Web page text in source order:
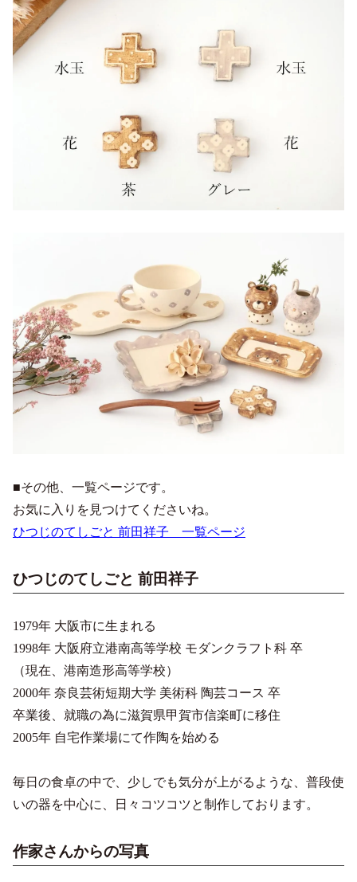
■その他、一覧ページです。
お気に入りを見つけてくださいね。
ひつじのてしごと 前田祥子 一覧ページ
ひつじのてしごと 前田祥子
1979年 大阪市に生まれる
1998年 大阪府立港南高等学校 モダンクラフト科 卒
（現在、港南造形高等学校）
2000年 奈良芸術短期大学 美術科 陶芸コース 卒
卒業後、就職の為に滋賀県甲賀市信楽町に移住
2005年 自宅作業場にて作陶を始める
毎日の食卓の中で、少しでも気分が上がるような、普段使
いの器を中心に、日々コツコツと制作しております。
作家さんからの写真